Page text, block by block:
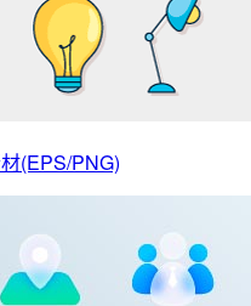
(EPS/PNG)